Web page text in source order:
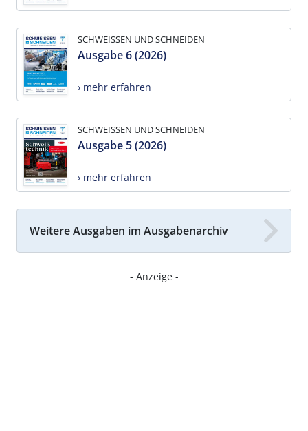
SCHWEISSEN UND SCHNEIDEN
Ausgabe 6 (2026)
› mehr erfahren
SCHWEISSEN UND SCHNEIDEN
Ausgabe 5 (2026)
› mehr erfahren
Weitere Ausgaben im Ausgabenarchiv
- Anzeige -